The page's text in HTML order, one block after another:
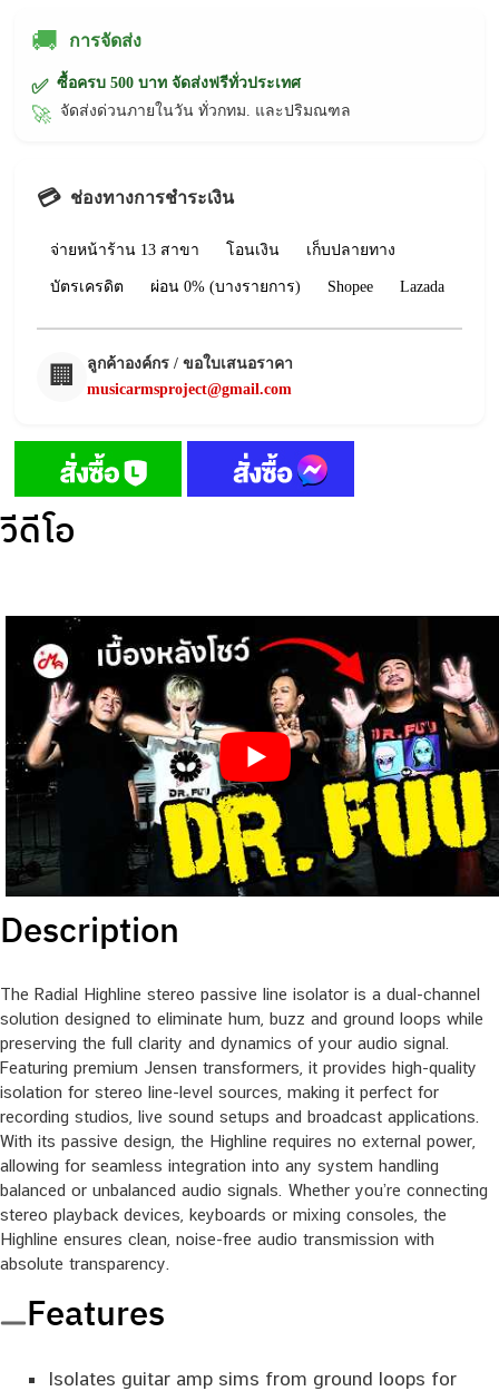
🚚 การจัดส่ง
✅ ซื้อครบ 500 บาท จัดส่งฟรีทั่วประเทศ
🚀 จัดส่งด่วนภายในวัน ทั่วกทม. และปริมณฑล
💳 ช่องทางการชำระเงิน
จ่ายหน้าร้าน 13 สาขา โอนเงิน เก็บปลายทาง
บัตรเครดิต ผ่อน 0% (บางรายการ) Shopee Lazada
🏢
ลูกค้าองค์กร / ขอใบเสนอราคา
musicarmsproject@gmail.com
วีดีโอ
Description
The Radial Highline stereo passive line isolator is a dual-channel
solution designed to eliminate hum, buzz and ground loops while
preserving the full clarity and dynamics of your audio signal.
Featuring premium Jensen transformers, it provides high-quality
isolation for stereo line-level sources, making it perfect for
recording studios, live sound setups and broadcast applications.
With its passive design, the Highline requires no external power,
allowing for seamless integration into any system handling
balanced or unbalanced audio signals. Whether you’re connecting
stereo playback devices, keyboards or mixing consoles, the
Highline ensures clean, noise-free audio transmission with
absolute transparency.
Features
Isolates guitar amp sims from ground loops for